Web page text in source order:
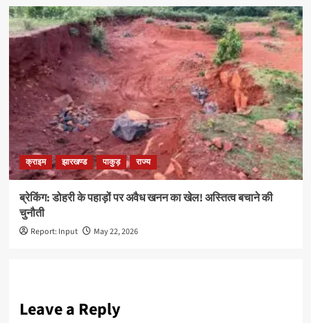
क्राइम झारखण्ड पाकुड़ राज्य
ब्रेकिंग: डोहरी के पहाड़ों पर अवैध खनन का खेल! अस्तित्व बचाने की
चुनौती
Report: Input May 22, 2026
Leave a Reply